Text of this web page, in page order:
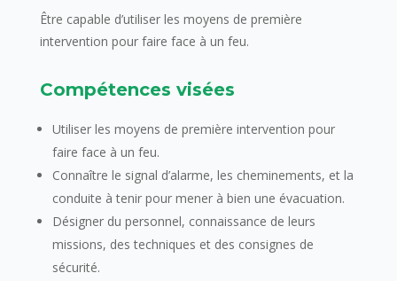
Être capable d’utiliser les moyens de première
intervention pour faire face à un feu.
Compétences visées
Utiliser les moyens de première intervention pour
faire face à un feu.
Connaître le signal d’alarme, les cheminements, et la
conduite à tenir pour mener à bien une évacuation.
Désigner du personnel, connaissance de leurs
missions, des techniques et des consignes de
sécurité.